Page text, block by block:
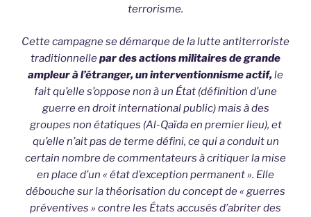
terrorisme.
Cette campagne se démarque de la lutte antiterroriste
traditionnellepar des actions militaires de grande
ampleur à l’étranger, un interventionnisme actif,le
fait qu’elle s’oppose non à un État (définition d’une
guerre en droit international public) mais à des
groupes non étatiques (Al-Qaïda en premier lieu), et
qu’elle n’ait pas de terme défini, ce qui a conduit un
certain nombre de commentateurs à critiquer la mise
en place d’un « état d’exception permanent ». Elle
débouche sur la théorisation du concept de « guerres
préventives » contre les États accusés d’abriter des